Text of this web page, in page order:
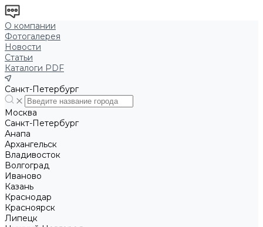
О компании
Фотогалерея
Новости
Статьи
Каталоги PDF
Санкт-Петербург
Москва
Санкт-Петербург
Анапа
Архангельск
Владивосток
Волгоград
Иваново
Казань
Краснодар
Красноярск
Липецк